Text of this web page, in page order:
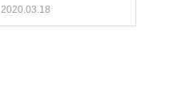
2020.03.18